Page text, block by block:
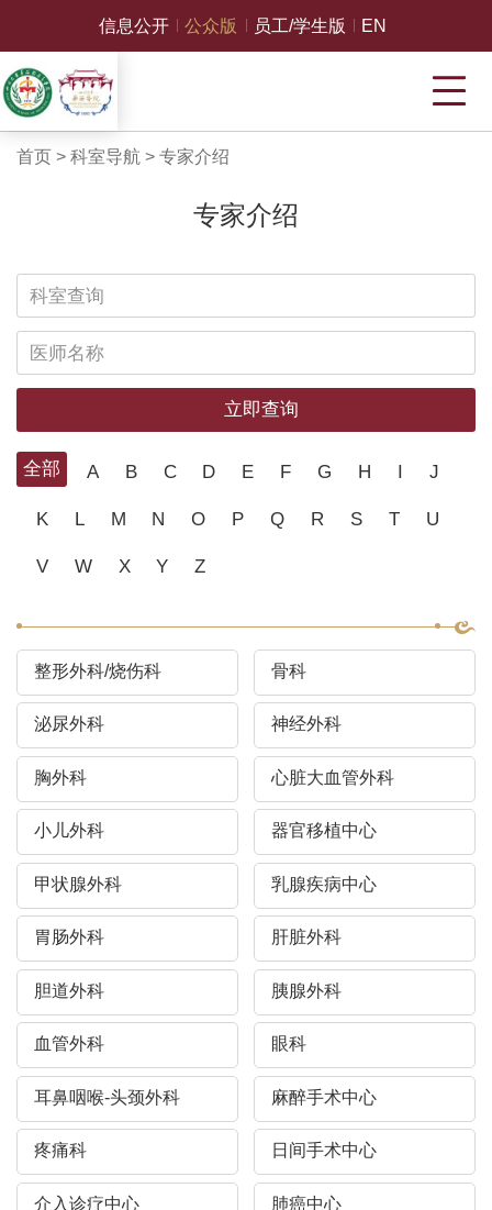
信息公开 公众版 员工/学生版 EN
首页 > 科室导航> 专家介绍
专家介绍
立即查询
全部 A B C D E F G H I J
K L M N O P Q R S T U
V W X Y Z
整形外科/烧伤科 骨科
泌尿外科 神经外科
胸外科 心脏大血管外科
小儿外科 器官移植中心
甲状腺外科 乳腺疾病中心
胃肠外科 肝脏外科
胆道外科 胰腺外科
血管外科 眼科
耳鼻咽喉-头颈外科 麻醉手术中心
疼痛科 日间手术中心
介入诊疗中心 肺癌中心